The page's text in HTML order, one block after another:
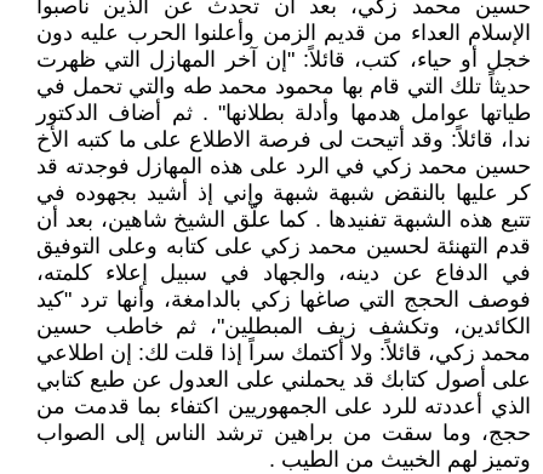
حسين محمد زكي، بعد أن تحدث عن الذين ناصبوا
الإسلام العداء من قديم الزمن وأعلنوا الحرب عليه دون
خجل أو حياء، كتب، قائلاً: "إن آخر المهازل التي ظهرت
حديثاً تلك التي قام بها محمود محمد طه والتي تحمل في
طياتها عوامل هدمها وأدلة بطلانها" . ثم أضاف الدكتور
ندا، قائلاً: وقد أتيحت لى فرصة الاطلاع على ما كتبه الأخ
حسين محمد زكي في الرد على هذه المهازل فوجدته قد
كر عليها بالنقض شبهة شبهة وإني إذ أشيد بجهوده في
تتبع هذه الشبهة تفنيدها . كما علّق الشيخ شاهين، بعد أن
قدم التهنئة لحسين محمد زكي على كتابه وعلى التوفيق
في الدفاع عن دينه، والجهاد في سبيل إعلاء كلمته،
فوصف الحجج التي صاغها زكي بالدامغة، وأنها ترد "كيد
الكائدين، وتكشف زيف المبطلين"، ثم خاطب حسين
محمد زكي، قائلاً: ولا أكتمك سراً إذا قلت لك: إن اطلاعي
على أصول كتابك قد يحملني على العدول عن طبع كتابي
الذي أعددته للرد على الجمهوريين اكتفاء بما قدمت من
حجج، وما سقت من براهين ترشد الناس إلى الصواب
وتميز لهم الخبيث من الطيب .